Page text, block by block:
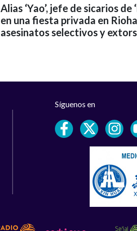
Alias ‘Yao’, jefe de sicarios
en una fiesta privada en
asesinatos selectivos y
Síguenos en